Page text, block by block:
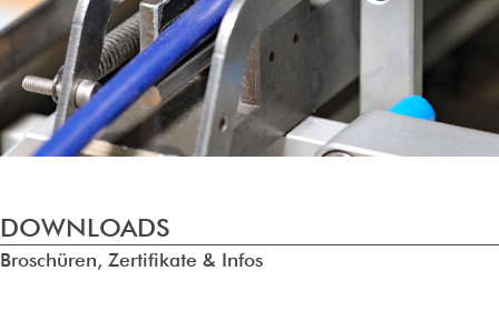
DOWNLOADS
Broschüren, Zertifikate & Infos